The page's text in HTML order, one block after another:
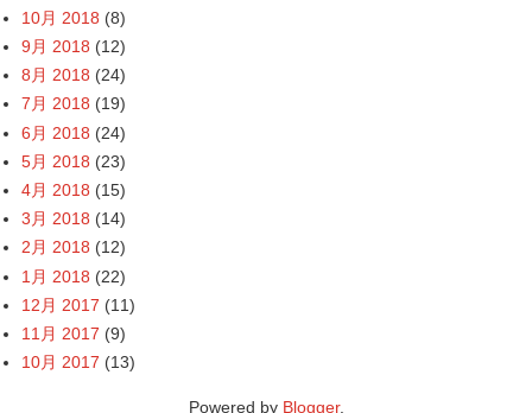
10月 2018 (8)
9月 2018 (12)
8月 2018 (24)
7月 2018 (19)
6月 2018 (24)
5月 2018 (23)
4月 2018 (15)
3月 2018 (14)
2月 2018 (12)
1月 2018 (22)
12月 2017 (11)
11月 2017 (9)
10月 2017 (13)
Powered by Blogger.